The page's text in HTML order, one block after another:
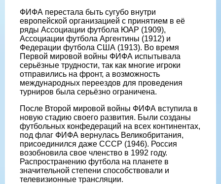
ФИФА перестала быть сугубо внутри
европейской организацией с принятием в её
ряды Ассоциации футбола ЮАР (1909),
Ассоциации футбола Аргентины (1912) и
Федерации футбола США (1913). Во время
Первой мировой войны ФИФА испытывала
серьёзные трудности, так как многие игроки
отправились на фронт, а возможность
международных переездов для проведения
турниров была серьёзно ограничена.
После Второй мировой войны ФИФА вступила в
новую стадию своего развития. Были созданы
футбольных конфедераций на всех континентах,
под флаг ФИФА вернулась Великобритания,
присоединился даже СССР (1946). Россия
возобновила свое членство в 1992 году.
Распространению футбола на планете в
значительной степени способствовали и
телевизионные трансляции.